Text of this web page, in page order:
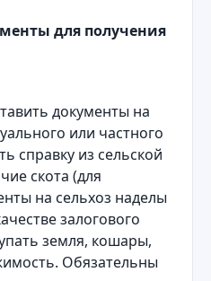
для получения
документы на
или частного
справку из сельской
скота (для
на сельхоз наделы
залогового
земля, кошары,
Обязательны